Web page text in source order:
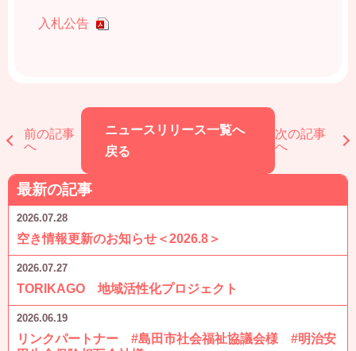
入札公告
前の記事
へ
ニュースリリース一覧へ
戻る
次の記事
へ
最新の記事
2026.07.28
空き情報更新のお知らせ＜2026.8＞
2026.07.27
TORIKAGO 地域活性化プロジェクト
2026.06.19
リンクパートナー #島田市社会福祉協議会様 #明治安